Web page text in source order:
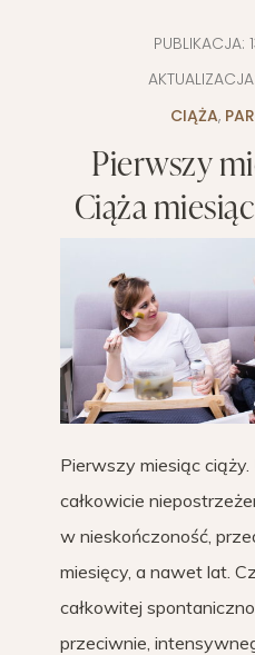
PUBLIKACJA:
AKTUALIZACJA:
CIĄŻA,
Pierwszy
Ciąża
Pierwszy miesiąc ciąży.
całkowicie
w nieskończoność,
miesięcy, a nawet lat.
całkowitej
przeciwnie,